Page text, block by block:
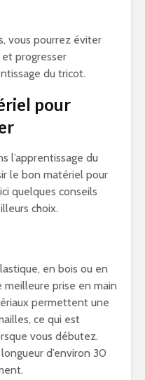
vous pourrez éviter
progresser
du tricot.
pour
l’apprentissage du
le bon matériel pour
quelques conseils
choix.
en bois ou en
prise en main
permettent une
ce qui est
vous débutez.
d’environ 30